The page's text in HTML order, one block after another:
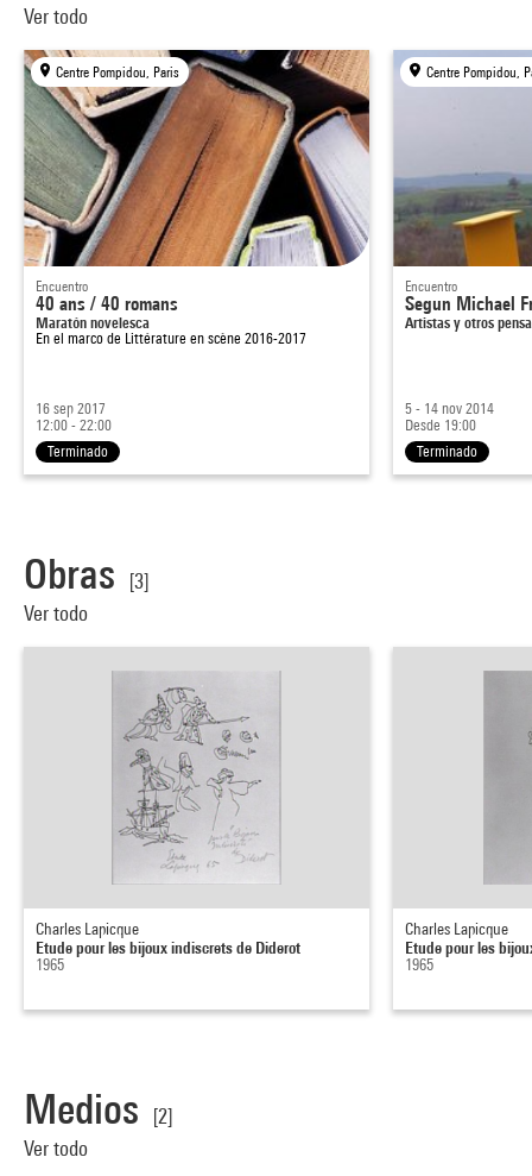
Ver todo
Centre Pompidou, Paris
Encuentro
40 ans / 40 romans
Maratón novelesca
En el marco de Littérature en scène 2016-2017
16 sep 2017
12:00 - 22:00
Terminado
Centre Pompidou,
Encuentro
Segun Michael
Artistas y otros
5 - 14 nov 2014
Desde 19:00
Terminado
Obras
[3]
Ver todo
Charles Lapicque
Etude pour les bijoux indiscrets de Diderot
1965
Charles Lapicque
Etude pour les
1965
Medios
[2]
Ver todo